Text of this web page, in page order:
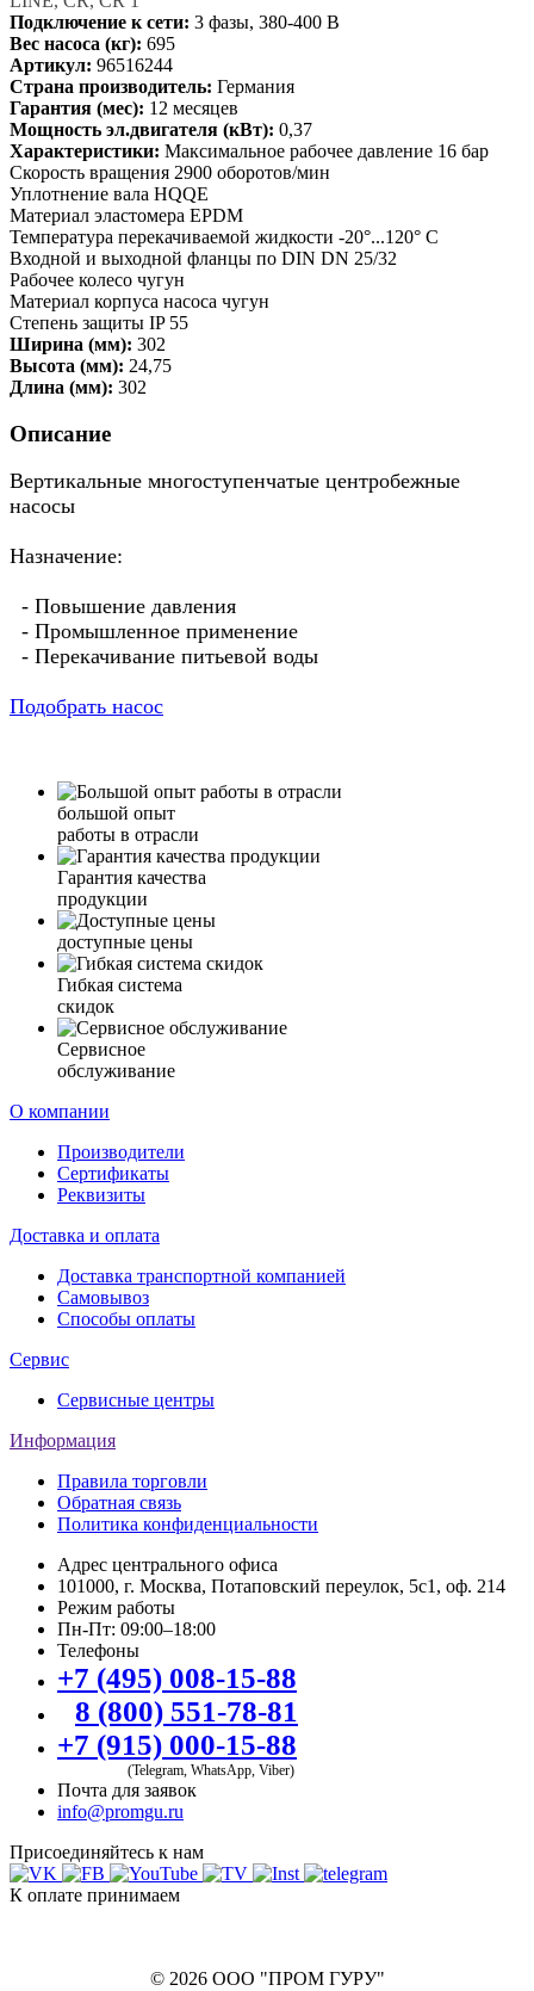
Подключение к сети: 3 фазы, 380-400 В
Вес насоса (кг): 695
Артикул: 96516244
Страна производитель: Германия
Гарантия (мес): 12 месяцев
Мощность эл.двигателя (кВт): 0,37
Характеристики: Максимальное рабочее давление 16 бар
Скорость вращения 2900 оборотов/мин
Уплотнение вала HQQE
Материал эластомера EPDM
Температура перекачиваемой жидкости -20°...120° C
Входной и выходной фланцы по DIN DN 25/32
Рабочее колесо чугун
Материал корпуса насоса чугун
Степень защиты IP 55
Ширина (мм): 302
Высота (мм): 24,75
Длина (мм): 302
Описание
Вертикальные многоступенчатые центробежные
насосы
Назначение:
- Повышение давления
- Промышленное применение
- Перекачивание питьевой воды
Подобрать насос
большой опыт
работы в отрасли
Гарантия качества
продукции
доступные цены
Гибкая система
скидок
Сервисное
обслуживание
О компании
Производители
Сертификаты
Реквизиты
Доставка и оплата
Доставка транспортной компанией
Самовывоз
Способы оплаты
Сервис
Сервисные центры
Информация
Правила торговли
Обратная связь
Политика конфиденциальности
Адрес центрального офиса
101000, г. Москва, Потаповский переулок, 5с1, оф. 214
Режим работы
Пн-Пт: 09:00–18:00
Телефоны
+7 (495) 008-15-88
8 (800) 551-78-81
+7 (915) 000-15-88
(Telegram, WhatsApp, Viber)
Почта для заявок
info@promgu.ru
Присоединяйтесь к нам
К оплате принимаем
© 2026 ООО "ПРОМ ГУРУ"